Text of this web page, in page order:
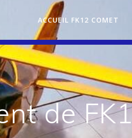
ACCUEIL FK12 COMET
de